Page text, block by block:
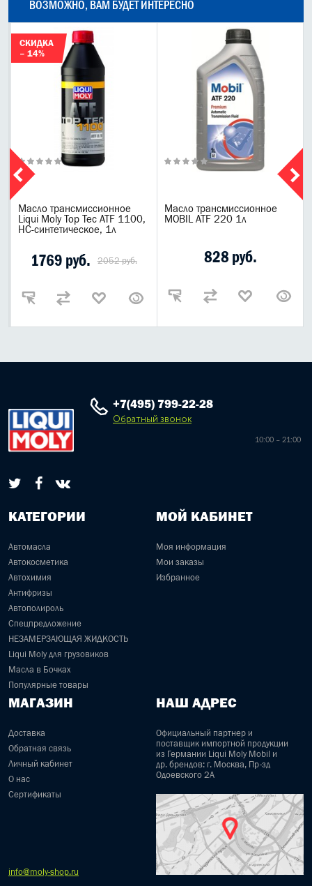
ВОЗМОЖНО, ВАМ БУДЕТ ИНТЕРЕСНО
СКИДКА
– 14%
Масло трансмиссионное
Liqui Moly Top Tec ATF 1100,
НС-синтетическое, 1л
1769 руб. 2052 руб.
Масло трансмиссионное
MOBIL ATF 220 1л
828 руб.
+7(495) 799-22-28
Обратный звонок
10:00 – 21:00
КАТЕГОРИИ
Автомасла
Автокосметика
Автохимия
Антифризы
Автополироль
Спецпредложение
НЕЗАМЕРЗАЮЩАЯ ЖИДКОСТЬ
Liqui Moly для грузовиков
Масла в Бочках
Популярные товары
МОЙ КАБИНЕТ
Моя информация
Мои заказы
Избранное
МАГАЗИН
Доставка
Обратная связь
Личный кабинет
О нас
Сертификаты
НАШ АДРЕС
Официальный партнер и
поставщик импортной продукции
из Германии Liqui Moly Mobil и
др. брендов: г. Москва, Пр-зд
Одоевского 2А
info@moly-shop.ru